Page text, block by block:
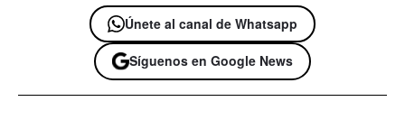
Únete al canal de Whatsapp
Síguenos en Google News